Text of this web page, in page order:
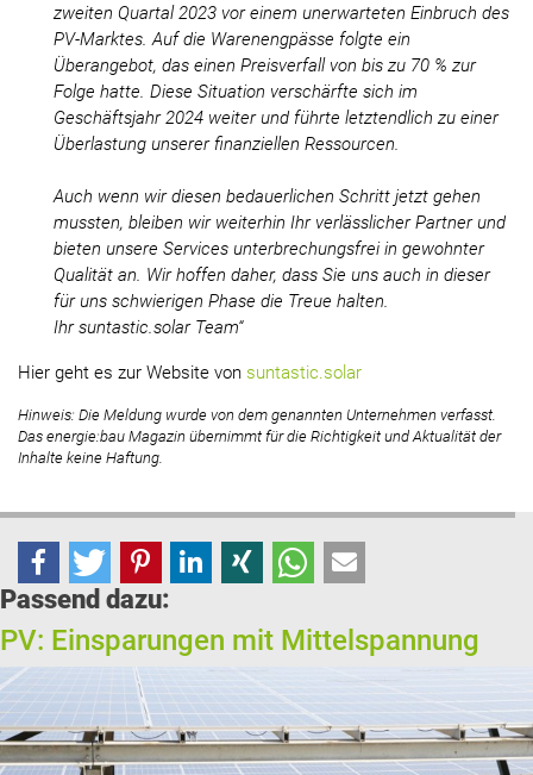
zweiten Quartal 2023 vor einem unerwarteten Einbruch des
PV-Marktes. Auf die Warenengpässe folgte ein
Überangebot, das einen Preisverfall von bis zu 70 % zur
Folge hatte. Diese Situation verschärfte sich im
Geschäftsjahr 2024 weiter und führte letztendlich zu einer
Überlastung unserer finanziellen Ressourcen.
Auch wenn wir diesen bedauerlichen Schritt jetzt gehen
mussten, bleiben wir weiterhin Ihr verlässlicher Partner und
bieten unsere Services unterbrechungsfrei in gewohnter
Qualität an. Wir hoffen daher, dass Sie uns auch in dieser
für uns schwierigen Phase die Treue halten.
Ihr suntastic.solar Team“
Hier geht es zur Website von suntastic.solar
Hinweis: Die Meldung wurde von dem genannten Unternehmen verfasst.
Das energie:bau Magazin übernimmt für die Richtigkeit und Aktualität der
Inhalte keine Haftung.
Passend dazu:
PV: Einsparungen mit Mittelspannung